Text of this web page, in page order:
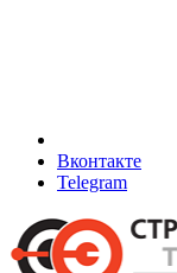
Вконтакте
Telegram